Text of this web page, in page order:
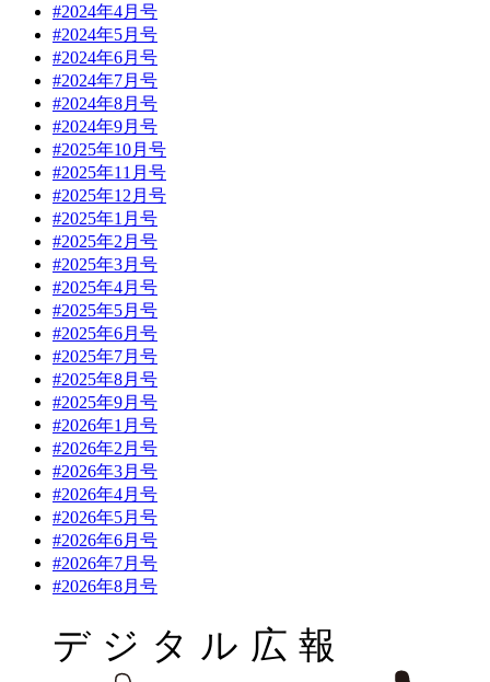
#2024年4月号
#2024年5月号
#2024年6月号
#2024年7月号
#2024年8月号
#2024年9月号
#2025年10月号
#2025年11月号
#2025年12月号
#2025年1月号
#2025年2月号
#2025年3月号
#2025年4月号
#2025年5月号
#2025年6月号
#2025年7月号
#2025年8月号
#2025年9月号
#2026年1月号
#2026年2月号
#2026年3月号
#2026年4月号
#2026年5月号
#2026年6月号
#2026年7月号
#2026年8月号